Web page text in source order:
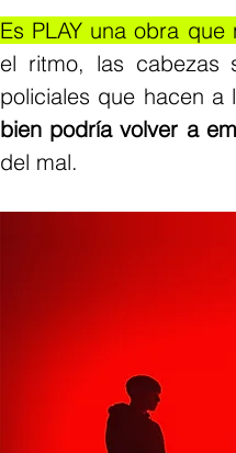
Es PLAY una obra que
el ritmo, las cabezas
policiales que hacen a
bien podría volver a
del mal.